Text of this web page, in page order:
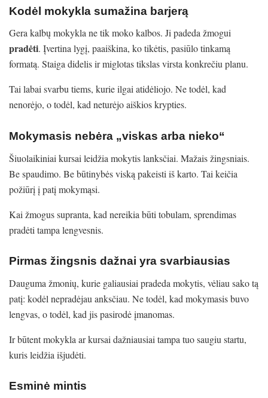
Kodėl mokykla sumažina barjerą
Gera kalbų mokykla ne tik moko kalbos. Ji padeda žmogui
pradėti. Įvertina lygį, paaiškina, ko tikėtis, pasiūlo tinkamą
formatą. Staiga didelis ir miglotas tikslas virsta konkrečiu planu.
Tai labai svarbu tiems, kurie ilgai atidėliojo. Ne todėl, kad
nenorėjo, o todėl, kad neturėjo aiškios krypties.
Mokymasis nebėra „viskas arba nieko“
Šiuolaikiniai kursai leidžia mokytis lanksčiai. Mažais žingsniais.
Be spaudimo. Be būtinybės viską pakeisti iš karto. Tai keičia
požiūrį į patį mokymąsi.
Kai žmogus supranta, kad nereikia būti tobulam, sprendimas
pradėti tampa lengvesnis.
Pirmas žingsnis dažnai yra svarbiausias
Dauguma žmonių, kurie galiausiai pradeda mokytis, vėliau sako tą
patį: kodėl nepradėjau anksčiau. Ne todėl, kad mokymasis buvo
lengvas, o todėl, kad jis pasirodė įmanomas.
Ir būtent mokykla ar kursai dažniausiai tampa tuo saugiu startu,
kuris leidžia išjudėti.
Esminė mintis